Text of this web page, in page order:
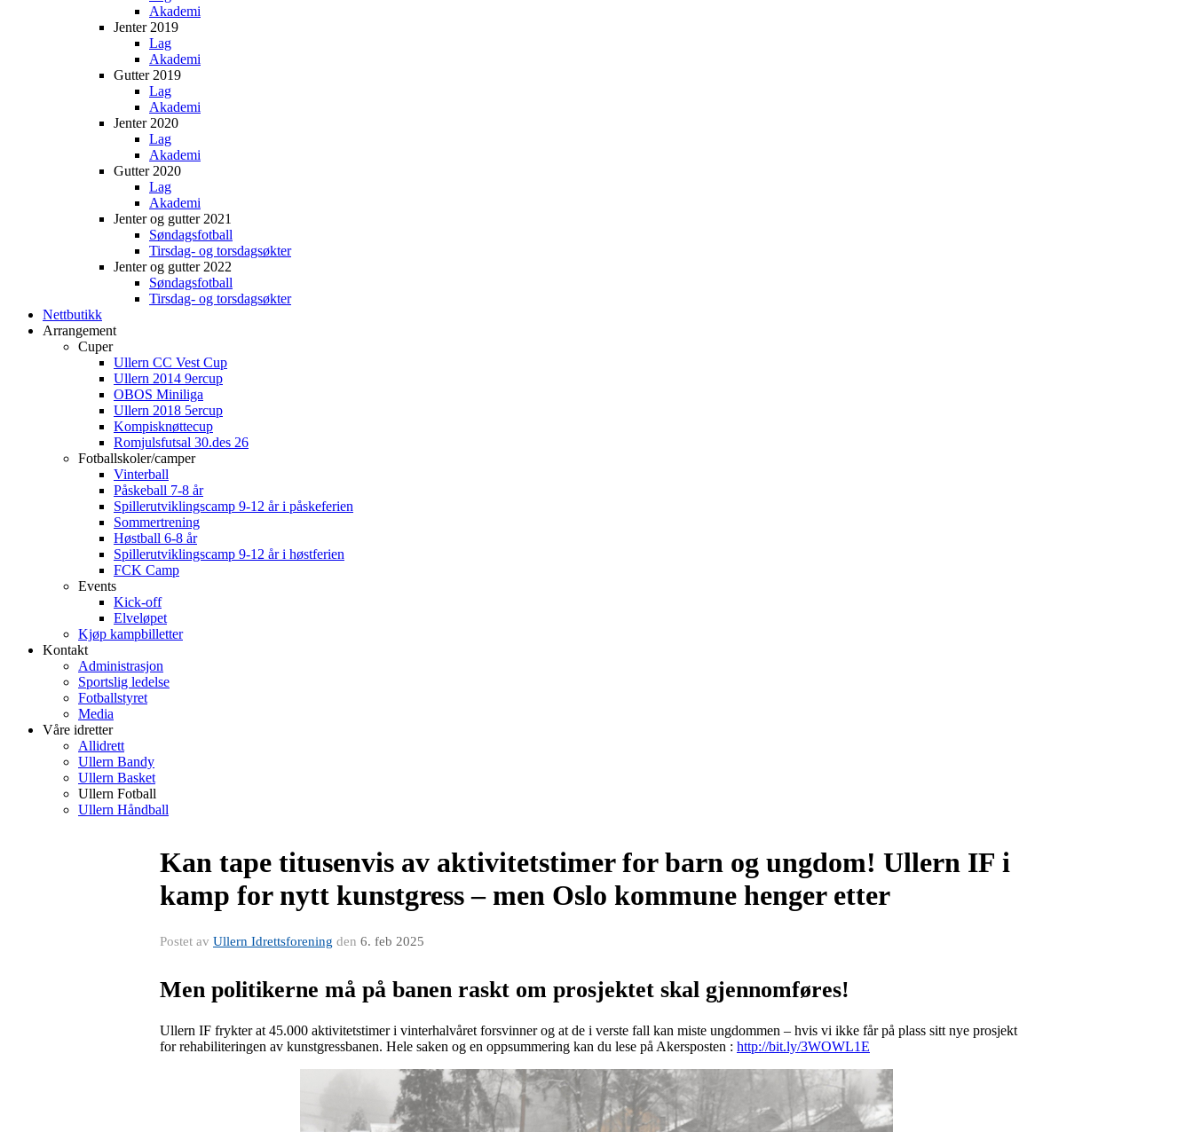
Akademi
Jenter 2019
Lag
Akademi
Gutter 2019
Lag
Akademi
Jenter 2020
Lag
Akademi
Gutter 2020
Lag
Akademi
Jenter og gutter 2021
Søndagsfotball
Tirsdag- og torsdagsøkter
Jenter og gutter 2022
Søndagsfotball
Tirsdag- og torsdagsøkter
Nettbutikk
Arrangement
Cuper
Ullern CC Vest Cup
Ullern 2014 9ercup
OBOS Miniliga
Ullern 2018 5ercup
Kompisknøttecup
Romjulsfutsal 30.des 26
Fotballskoler/camper
Vinterball
Påskeball 7-8 år
Spillerutviklingscamp 9-12 år i påskeferien
Sommertrening
Høstball 6-8 år
Spillerutviklingscamp 9-12 år i høstferien
FCK Camp
Events
Kick-off
Elveløpet
Kjøp kampbilletter
Kontakt
Administrasjon
Sportslig ledelse
Fotballstyret
Media
Våre idretter
Allidrett
Ullern Bandy
Ullern Basket
Ullern Fotball
Ullern Håndball
Kan tape titusenvis av aktivitetstimer for barn og ungdom! Ullern IF i
kamp for nytt kunstgress – men Oslo kommune henger etter
Postet av Ullern Idrettsforening den 6. feb 2025
Men politikerne må på banen raskt om prosjektet skal gjennomføres!
Ullern IF frykter at 45.000 aktivitetstimer i vinterhalvåret forsvinner og at de i verste fall kan miste ungdommen – hvis vi ikke får på plass sitt nye prosjekt
for rehabiliteringen av kunstgressbanen. Hele saken og en oppsummering kan du lese på Akersposten : http://bit.ly/3WOWL1E